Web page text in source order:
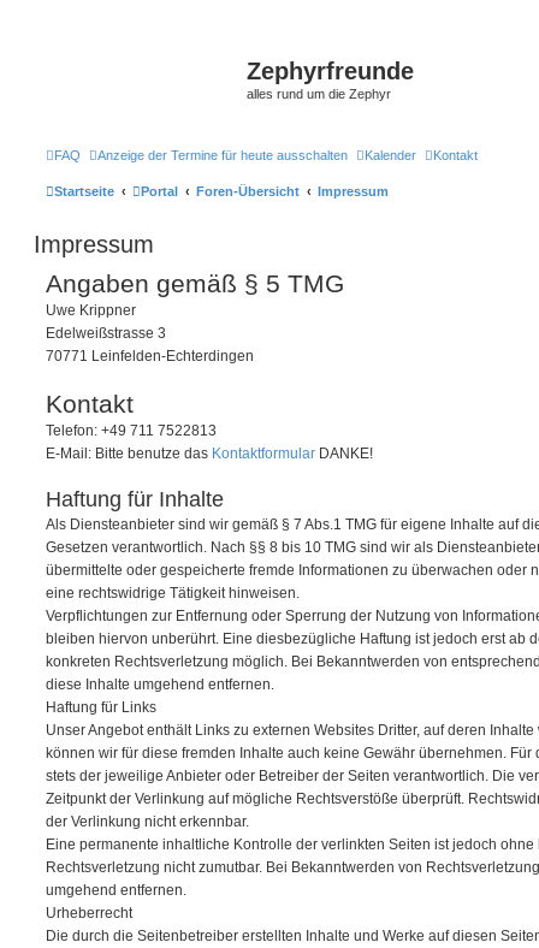
Zephyrfreunde
alles rund um die Zephyr
FAQ Anzeige der Termine für heute ausschalten Kalender Kontakt
Startseite Portal Foren-Übersicht Impressum
Impressum
Angaben gemäß § 5 TMG
Uwe Krippner
Edelweißstrasse 3
70771 Leinfelden-Echterdingen
Kontakt
Telefon: +49 711 7522813
E-Mail: Bitte benutze das Kontaktformular DANKE!
Haftung für Inhalte
Als Diensteanbieter sind wir gemäß § 7 Abs.1 TMG für eigene Inhalte auf
Gesetzen verantwortlich. Nach §§ 8 bis 10 TMG sind wir als
übermittelte oder gespeicherte fremde Informationen zu überwachen oder
eine rechtswidrige Tätigkeit hinweisen.
Verpflichtungen zur Entfernung oder Sperrung der Nutzung von
bleiben hiervon unberührt. Eine diesbezügliche Haftung ist jedoch erst ab
konkreten Rechtsverletzung möglich. Bei Bekanntwerden von
diese Inhalte umgehend entfernen.
Haftung für Links
Unser Angebot enthält Links zu externen Websites Dritter, auf deren
können wir für diese fremden Inhalte auch keine Gewähr übernehmen.
stets der jeweilige Anbieter oder Betreiber der Seiten verantwortlich. Die
Zeitpunkt der Verlinkung auf mögliche Rechtsverstöße überprüft.
der Verlinkung nicht erkennbar.
Eine permanente inhaltliche Kontrolle der verlinkten Seiten ist jedoch
Rechtsverletzung nicht zumutbar. Bei Bekanntwerden von
umgehend entfernen.
Urheberrecht
Die durch die Seitenbetreiber erstellten Inhalte und Werke auf diesen